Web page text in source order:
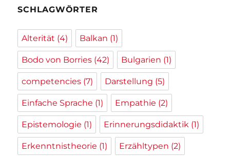
SCHLAGWÖRTER
Alterität (4) Balkan (1)
Bodo von Borries (42) Bulgarien (1)
competencies (7) Darstellung (5)
Einfache Sprache (1) Empathie (2)
Epistemologie (1) Erinnerungsdidaktik (1)
Erkenntnistheorie (1) Erzähltypen (2)